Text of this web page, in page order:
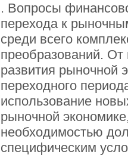
. Вопросы
перехода к
среди всего
преобразований. От
развития рыночной
переходного
использование
рыночной
необходимостью
специфическим